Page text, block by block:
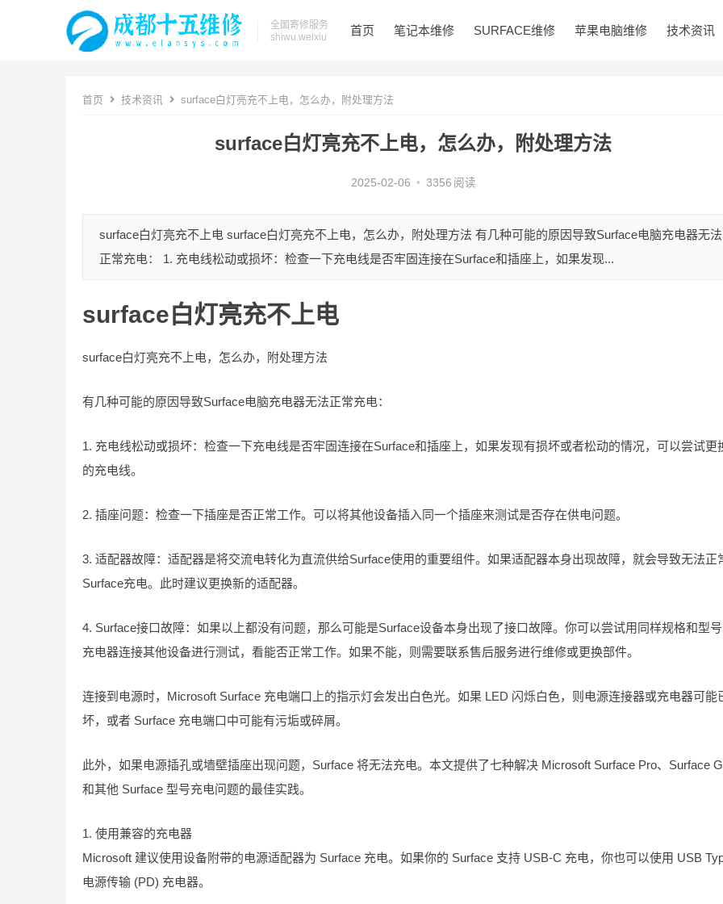
全国寄修服务
shiwu.weixiu
首页 笔记本维修 SURFACE维修 苹果电脑维修 技术资讯
首页 技术资讯 surface白灯亮充不上电，怎么办，附处理方法
surface白灯亮充不上电，怎么办，附处理方法
2025-02-06 • 3356 阅读
surface白灯亮充不上电 surface白灯亮充不上电，怎么办，附处理方法 有几种可能的原因导致Surface电脑充电器无法
正常充电： 1. 充电线松动或损坏：检查一下充电线是否牢固连接在Surface和插座上，如果发现...
surface白灯亮充不上电
surface白灯亮充不上电，怎么办，附处理方法
有几种可能的原因导致Surface电脑充电器无法正常充电：
1. 充电线松动或损坏：检查一下充电线是否牢固连接在Surface和插座上，如果发现有损坏或者松动的情况，可以尝试更
的充电线。
2. 插座问题：检查一下插座是否正常工作。可以将其他设备插入同一个插座来测试是否存在供电问题。
3. 适配器故障：适配器是将交流电转化为直流供给Surface使用的重要组件。如果适配器本身出现故障，就会导致无法正
Surface充电。此时建议更换新的适配器。
4. Surface接口故障：如果以上都没有问题，那么可能是Surface设备本身出现了接口故障。你可以尝试用同样规格和型
充电器连接其他设备进行测试，看能否正常工作。如果不能，则需要联系售后服务进行维修或更换部件。
连接到电源时，Microsoft Surface 充电端口上的指示灯会发出白色光。如果 LED 闪烁白色，则电源连接器或充电器可能
坏，或者 Surface 充电端口中可能有污垢或碎屑。
此外，如果电源插孔或墙壁插座出现问题，Surface 将无法充电。本文提供了七种解决 Microsoft Surface Pro、Surface
和其他 Surface 型号充电问题的最佳实践。
1. 使用兼容的充电器
Microsoft 建议使用设备附带的电源适配器为 Surface 充电。如果你的 Surface 支持 USB-C 充电，你也可以使用 USB
电源传输 (PD) 充电器。